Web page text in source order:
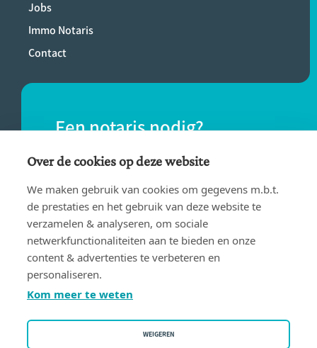
Jobs
Immo Notaris
Contact
Een notaris nodig?
Vind eenvoudig een notaris bij jou in de
buurt.
VIND EEN NOTARIS
Gebruiksvoorwaarden
Over de cookies op deze website
We maken gebruik van cookies om gegevens m.b.t.
de prestaties en het gebruik van deze website te
verzamelen & analyseren, om sociale
netwerkfunctionaliteiten aan te bieden en onze
content & advertenties te verbeteren en
personaliseren.
Kom meer te weten
WEIGEREN